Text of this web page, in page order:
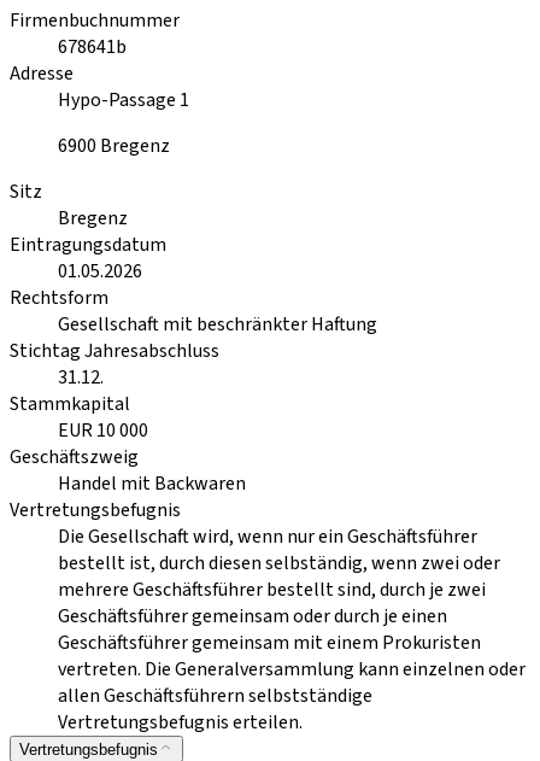
Firmenbuchnummer
678641b
Adresse
Hypo-Passage 1
6900 Bregenz
Sitz
Bregenz
Eintragungsdatum
01.05.2026
Rechtsform
Gesellschaft mit beschränkter Haftung
Stichtag Jahresabschluss
31.12.
Stammkapital
EUR 10 000
Geschäftszweig
Handel mit Backwaren
Vertretungsbefugnis
Die Gesellschaft wird, wenn nur ein Geschäftsführer
bestellt ist, durch diesen selbständig, wenn zwei oder
mehrere Geschäftsführer bestellt sind, durch je zwei
Geschäftsführer gemeinsam oder durch je einen
Geschäftsführer gemeinsam mit einem Prokuristen
vertreten. Die Generalversammlung kann einzelnen oder
allen Geschäftsführern selbstständige
Vertretungsbefugnis erteilen.
Vertretungsbefugnis